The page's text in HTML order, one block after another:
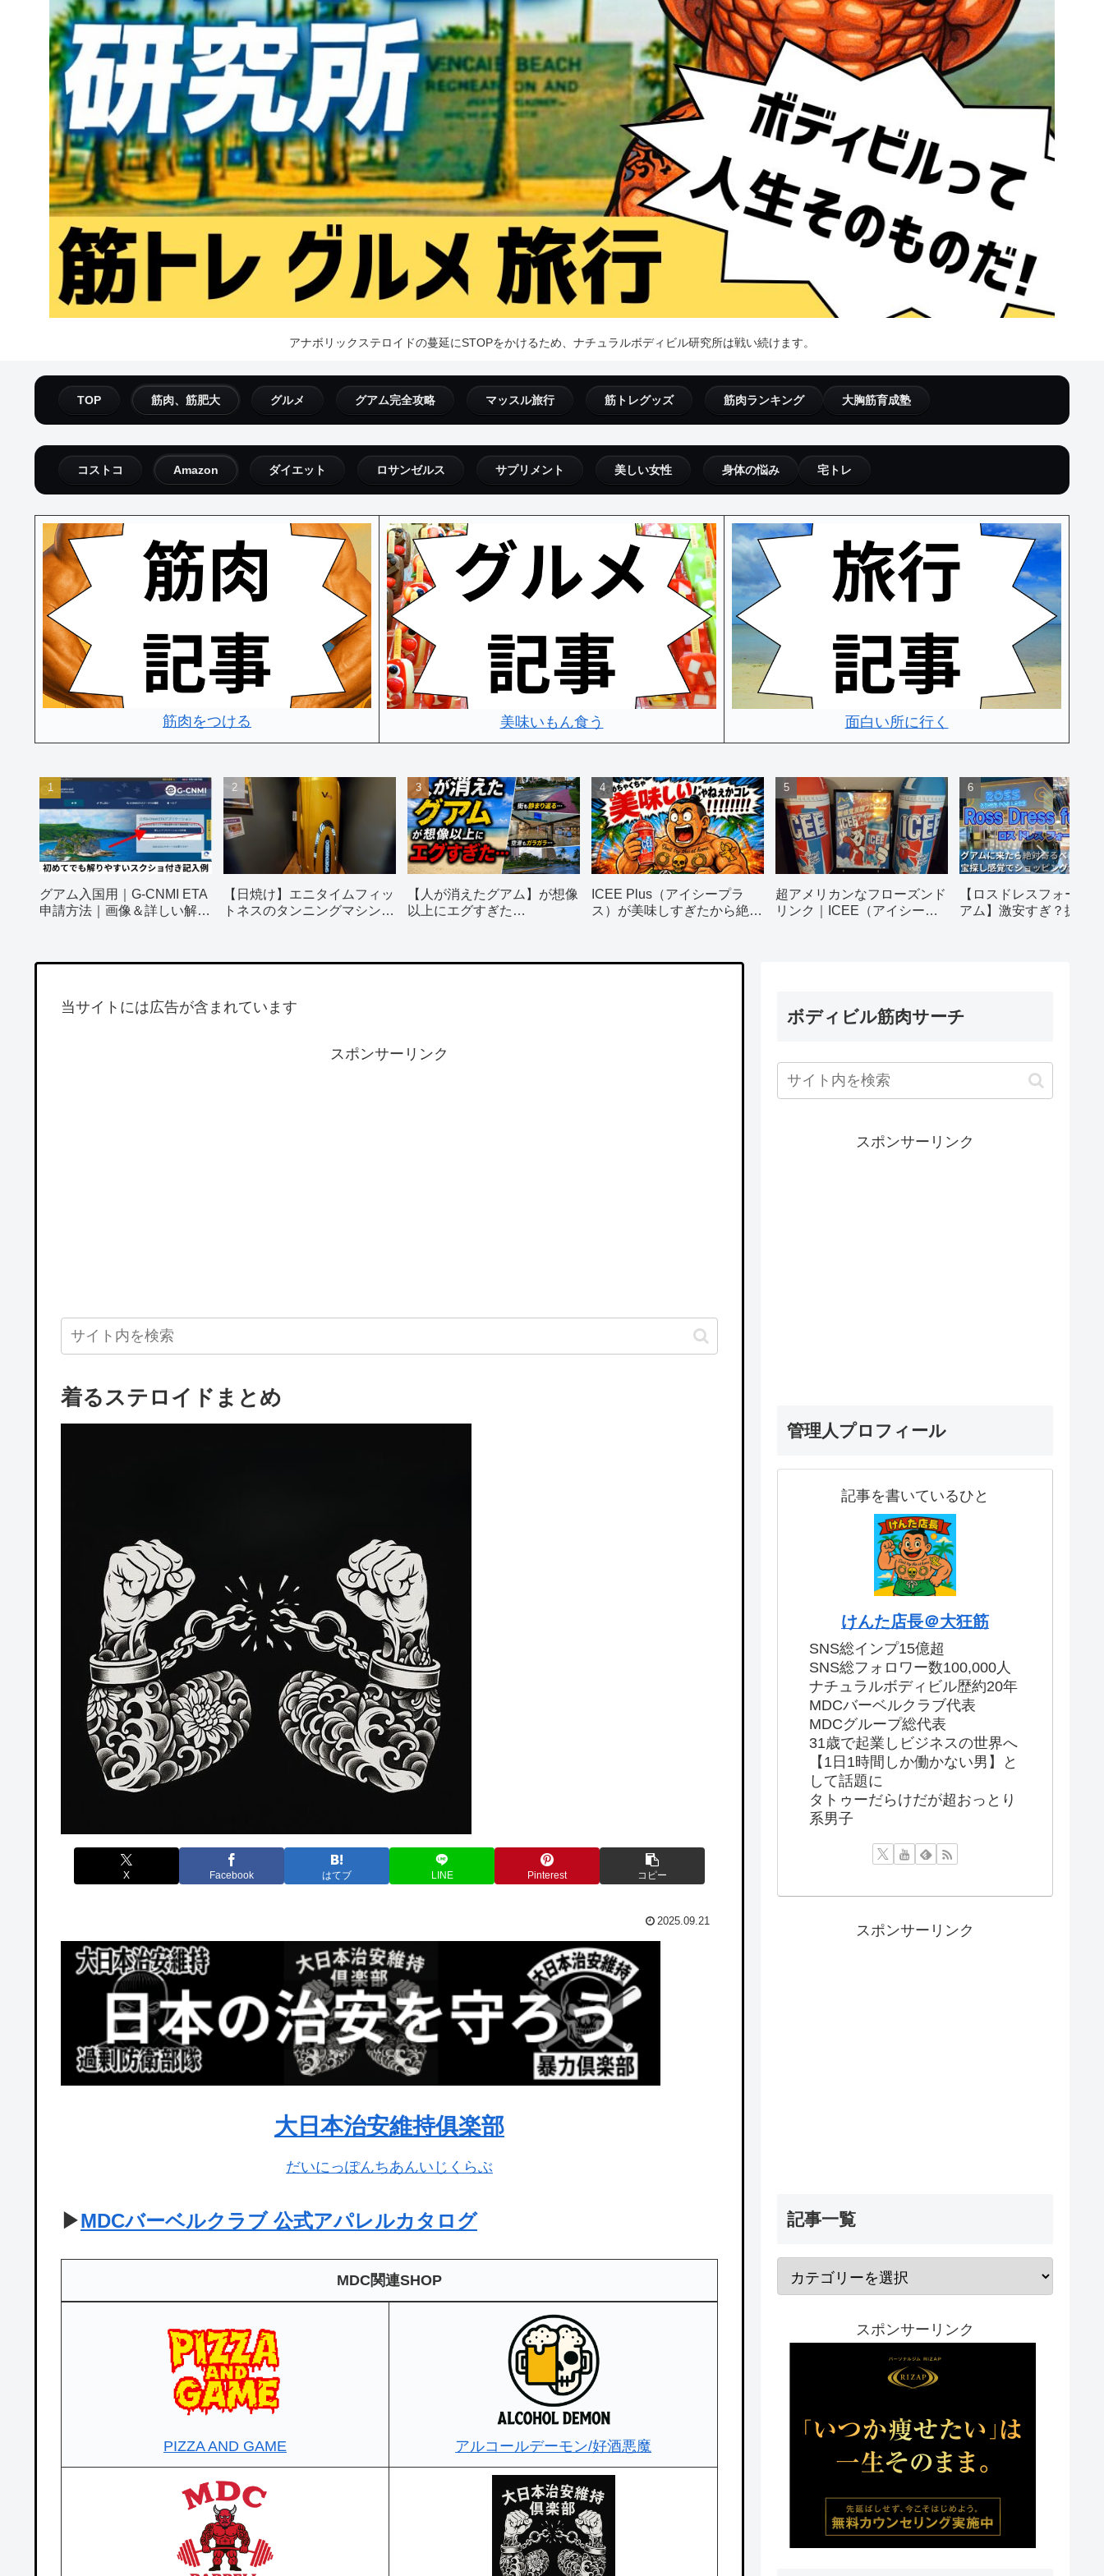
アナボリックステロイドの蔓延にSTOPをかけるため、ナチュラルボディビル研究所は戦い続けます。
TOP 筋肉、筋肥大 グルメ グアム完全攻略 マッスル旅行 筋トレグッズ 筋肉ランキング 大胸筋育成塾
コストコ Amazon ダイエット ロサンゼルス サプリメント 美しい女性 身体の悩み 宅トレ
筋肉をつける 美味いもん食う 面白い所に行く
グアム入国用｜G-CNMI ETA
申請方法｜画像＆詳しい解説
【日焼け】エニタイムフィッ
トネスのタンニングマシン使
【人が消えたグアム】が想像
以上にエグすぎた…
ICEE Plus（アイシープラ
ス）が美味しすぎたから絶対
超アメリカンなフローズンド
リンク｜ICEE（アイシー）
【ロスドレスフォーレ
アム】激安すぎ？掘り
当サイトには広告が含まれています
スポンサーリンク
着るステロイドまとめ
X Facebook はてブ LINE Pinterest コピー
2025.09.21
大日本治安維持俱楽部
だいにっぽんちあんいじくらぶ
▶MDCバーベルクラブ 公式アパレルカタログ
MDC関連SHOP
PIZZA AND GAME アルコールデーモン/好酒悪魔
ボディビル筋肉サーチ
スポンサーリンク
管理人プロフィール
記事を書いているひと
けんた店長＠大狂筋
SNS総インプ15億超
SNS総フォロワー数100,000人
ナチュラルボディビル歴約20年
MDCバーベルクラブ代表
MDCグループ総代表
31歳で起業しビジネスの世界へ
【1日1時間しか働かない男】と
して話題に
タトゥーだらけだが超おっとり
系男子
スポンサーリンク
記事一覧
スポンサーリンク